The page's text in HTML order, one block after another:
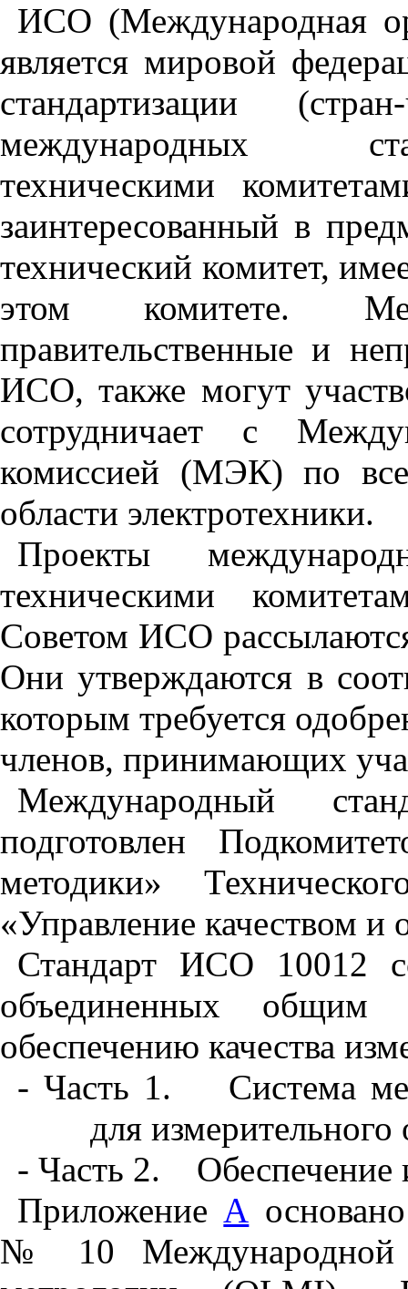
ИСО (Международная
является мировой
стандартизации
международных
техническими
заинтересованный в
технический комитет,
этом комитете.
правительственные и
ИСО, также могут
сотрудничает с
комиссией (МЭК) по
области электротехники.
Проекты
техническими
Советом ИСО
Они утверждаются в
которым требуется
членов, принимающих
Международный
подготовлен
методики»
«Управление качеством и
Стандарт ИСО 10012
объединенных общим
обеспечению качества
- Часть 1.
Система
для измерительного
- Часть 2.
Обеспечение
Приложение А
№ 10 Международной